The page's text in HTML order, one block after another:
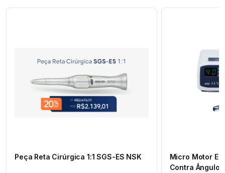
Peça Reta Cirúrgica 1:1 SGS-ES NSK
Micro Motor
Contra Ângulo